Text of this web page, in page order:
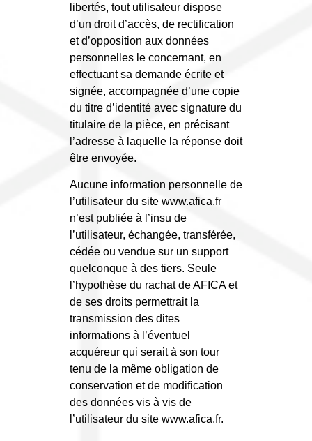
libertés, tout utilisateur dispose
d’un droit d’accès, de rectification
et d’opposition aux données
personnelles le concernant, en
effectuant sa demande écrite et
signée, accompagnée d’une copie
du titre d’identité avec signature du
titulaire de la pièce, en précisant
l’adresse à laquelle la réponse doit
être envoyée.
Aucune information personnelle de
l’utilisateur du site www.afica.fr
n’est publiée à l’insu de
l’utilisateur, échangée, transférée,
cédée ou vendue sur un support
quelconque à des tiers. Seule
l’hypothèse du rachat de AFICA et
de ses droits permettrait la
transmission des dites
informations à l’éventuel
acquéreur qui serait à son tour
tenu de la même obligation de
conservation et de modification
des données vis à vis de
l’utilisateur du site www.afica.fr.